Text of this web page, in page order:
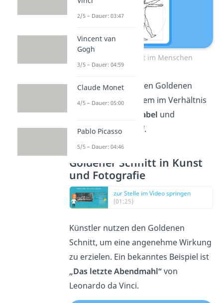
Goldener Schnitt im Menschen
Hierbei findest du den Goldenen
Schnitt unter anderem im Verhältnis
Bauchnabel und
Bauchnabel zu
Kopf.
Goldener Schnitt in Kunst
und Fotografie
zur Stelle im Video springen
(01:25)
Künstler nutzen den Goldenen
Schnitt, um eine angenehme Wirkung
zu erzielen. Ein bekanntes Beispiel ist
„Das letzte Abendmahl“von
Leonardo da Vinci.
2/5 – Dauer: 03:47
Vincent van
Gogh
3/5 – Dauer: 04:59
Claude Monet
4/5 – Dauer: 05:00
Pablo Picasso
5/5 – Dauer: 04:46